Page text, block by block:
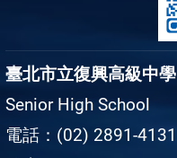
臺北市立復興高級中學
Senior High School
電話：(02) 2891-4131